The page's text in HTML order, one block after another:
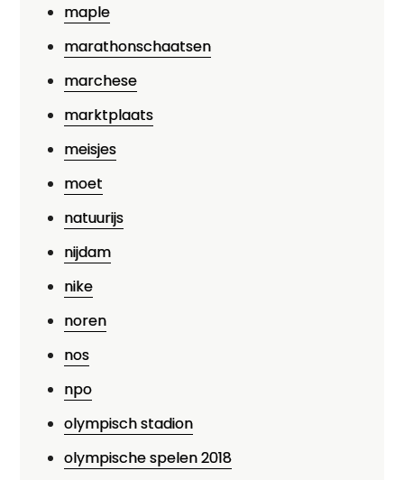
maple
marathonschaatsen
marchese
marktplaats
meisjes
moet
natuurijs
nijdam
nike
noren
nos
npo
olympisch stadion
olympische spelen 2018